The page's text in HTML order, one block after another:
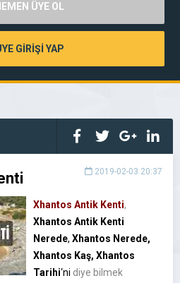
ÜYE OL
GİRİŞİ YAP
2019-02-03 20:37
Xhantos Antik Kenti,
Xhantos Antik Kenti
Nerede, Xhantos Nerede,
Xhantos Kaş, Xhantos
Tarihi‘ni diye bilmek